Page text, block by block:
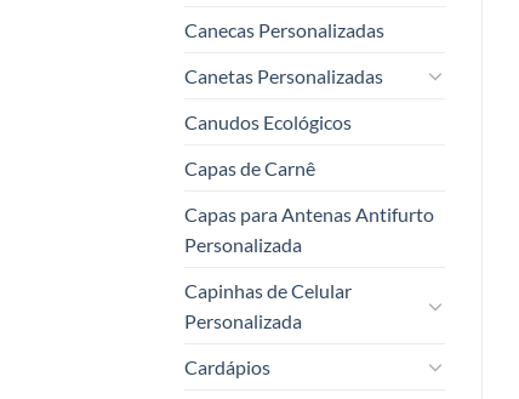
Canecas Personalizadas
Canetas Personalizadas
Canudos Ecológicos
Capas de Carnê
Capas para Antenas Antifurto
Personalizada
Capinhas de Celular
Personalizada
Cardápios